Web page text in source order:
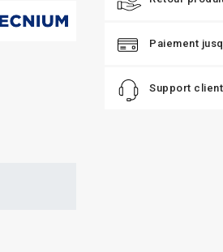
Paiement
Support